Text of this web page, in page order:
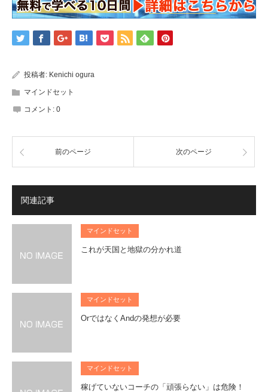
投稿者: Kenichi ogura
マインドセット
コメント: 0
前のページ 次のページ
関連記事
マインドセット
これが天国と地獄の分かれ道
マインドセット
OrではなくAndの発想が必要
マインドセット
稼げていないコーチの「頑張らない」は危険！